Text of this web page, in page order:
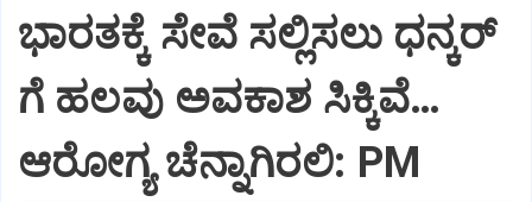
ಭಾರತಕ್ಕೆ ಸೇವೆ ಸಲ್ಲಿಸಲು ಧನ್ಕರ್‌
ಗೆ ಹಲವು ಅವಕಾಶ ಸಿಕ್ಕಿವೆ…
ಆರೋಗ್ಯ ಚೆನ್ನಾಗಿರಲಿ: PM